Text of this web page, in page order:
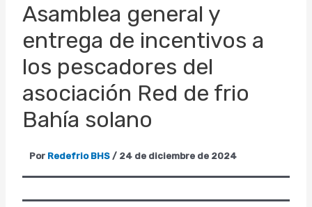
Asamblea general y
entrega de incentivos a
los pescadores del
asociación Red de frio
Bahía solano
Por Redefrio BHS / 24 de diciembre de 2024